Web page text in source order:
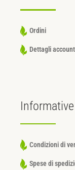
Ordini
Dettagli account
Informative
Condizioni di
Spese di